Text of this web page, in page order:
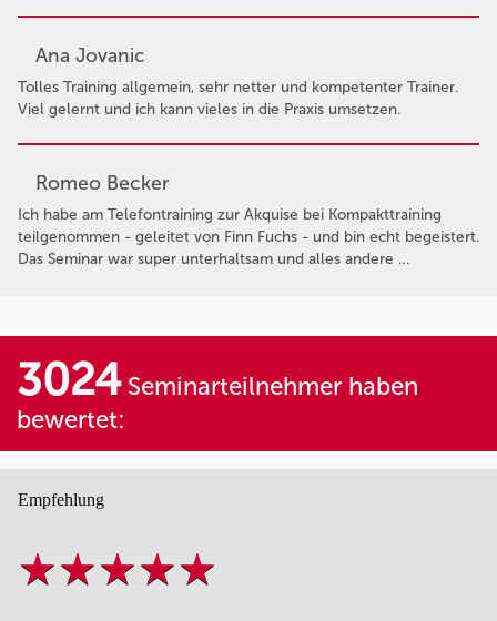
Ana Jovanic
Tolles Training allgemein, sehr netter und kompetenter Trainer.
Viel gelernt und ich kann vieles in die Praxis umsetzen.
Romeo Becker
Ich habe am Telefontraining zur Akquise bei Kompakttraining
teilgenommen - geleitet von Finn Fuchs - und bin echt begeistert.
Das Seminar war super unterhaltsam und alles andere …
3024Seminarteilnehmer haben
bewertet:
Empfehlung